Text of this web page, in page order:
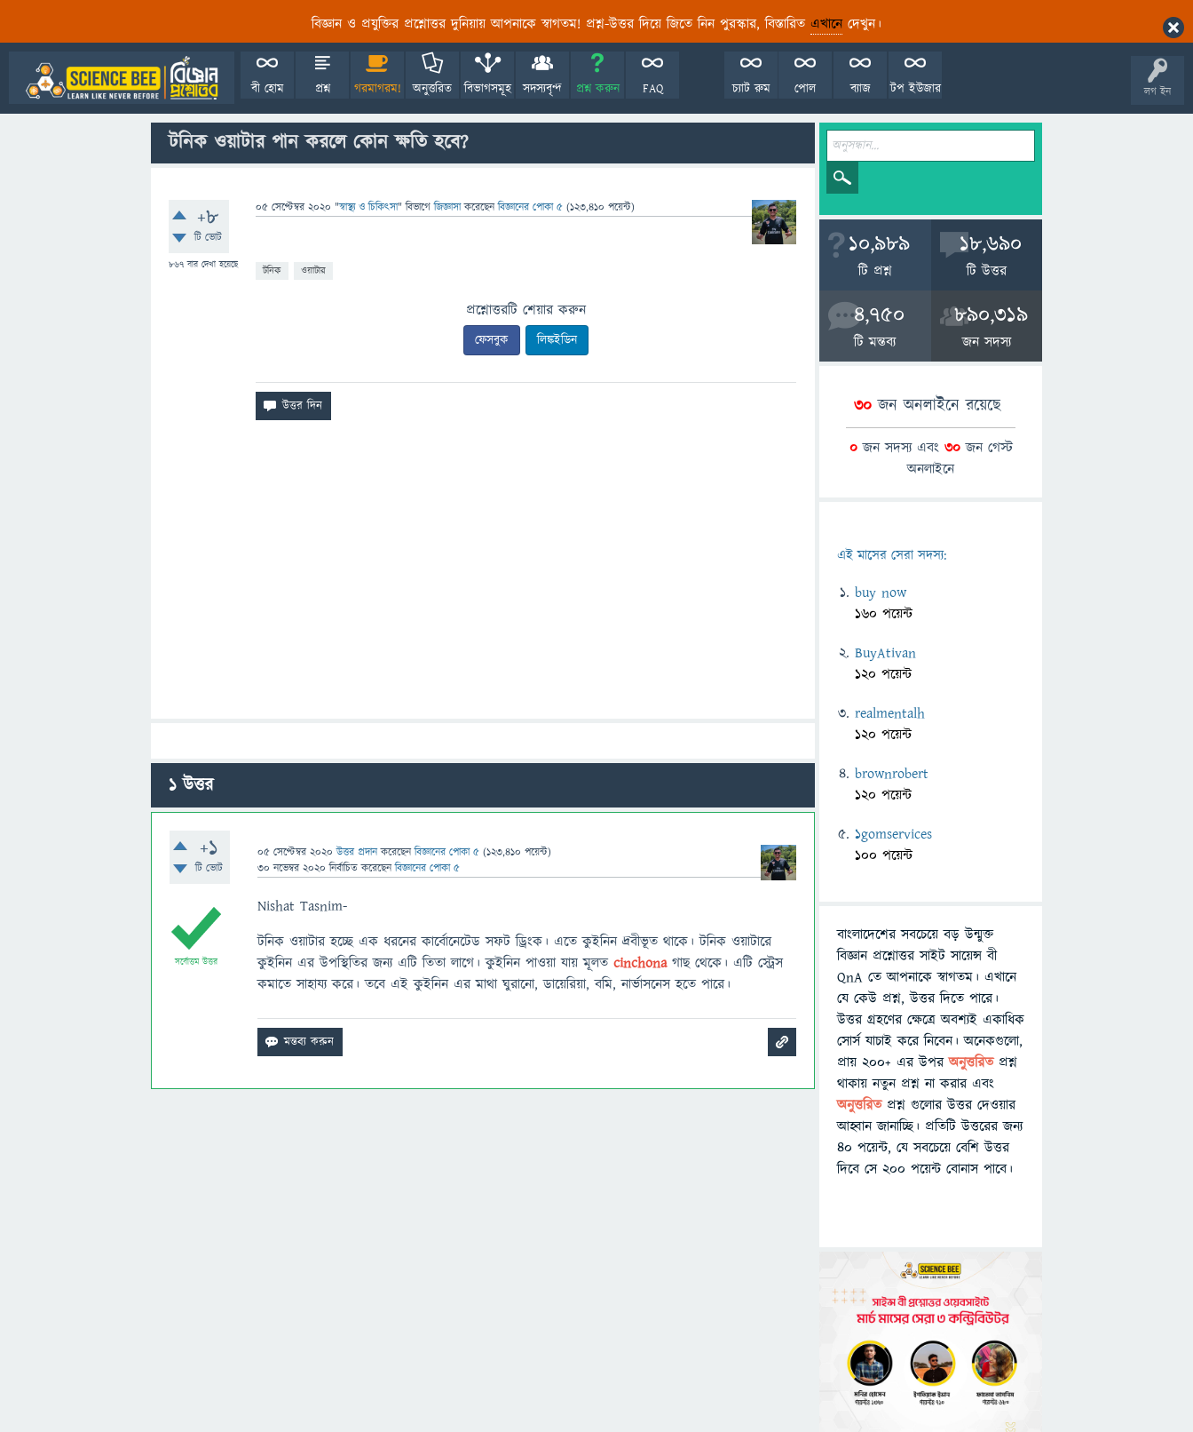
বিজ্ঞান ও প্রযুক্তির প্রশ্নোত্তর দুনিয়ায় আপনাকে স্বাগতম! প্রশ্ন-উত্তর দিয়ে জিতে নিন পুরস্কার, বিস্তারিত এখানেদেখুন।
লগ ইন
বী হোম প্রশ্ন গরমাগরম! অনুত্তরিত বিভাগসমূহ সদস্যবৃন্দ প্রশ্ন করুন FAQ টপ ইউজার
ব্যাজ
পোল
চ্যাট রুম
টনিক ওয়াটার পান করলে কোন ক্ষতি হবে?
+8
টি ভোট
867 বার দেখা হয়েছে
05 সেপ্টেম্বর 2020 "স্বাস্থ্য ও চিকিৎসা" বিভাগে জিজ্ঞাসাকরেছেনবিজ্ঞানের পোকা ৫ (123,410 পয়েন্ট)
টনিক ওয়াটার
প্রশ্নোত্তরটি শেয়ার করুন
ফেসবুক লিঙ্কইডিন
1উত্তর
+1
টি ভোট
05 সেপ্টেম্বর 2020 উত্তর প্রদান করেছেনবিজ্ঞানের পোকা ৫ (123,410 পয়েন্ট)
30 নভেম্বর 2020 নির্বাচিত করেছেনবিজ্ঞানের পোকা ৫
সর্বোত্তম উত্তর
Nishat Tasnim-
টনিক ওয়াটার হচ্ছে এক ধরনের কার্বোনেটেড সফট ড্রিংক। এতে কুইনিন দ্রবীভূত থাকে। টনিক ওয়াটারে
কুইনিন এর উপস্থিতির জন্য এটি তিতা লাগে। কুইনিন পাওয়া যায় মূলত cinchonaগাছ থেকে। এটি স্ট্রেস
কমাতে সাহায্য করে। তবে এই কুইনিন এর মাথা ঘুরানো, ডায়েরিয়া, বমি, নার্ভাসনেস হতে পারে।
10,989
টি প্রশ্ন
18,690
টি উত্তর
4,750
টি মন্তব্য
890,319
জন সদস্য
30জন অনলাইনে রয়েছে
0জন সদস্য এবং 30জন গেস্ট
অনলাইনে
এই মাসের সেরা সদস্য:
buy now
160 পয়েন্ট
BuyAtivan
120 পয়েন্ট
realmentalh
120 পয়েন্ট
brownrobert
120 পয়েন্ট
1gomservices
100 পয়েন্ট
বাংলাদেশের সবচেয়ে বড় উন্মুক্ত
বিজ্ঞান প্রশ্নোত্তর সাইট সায়েন্স বী
QnA তে আপনাকে স্বাগতম। এখানে
যে কেউ প্রশ্ন, উত্তর দিতে পারে।
উত্তর গ্রহণের ক্ষেত্রে অবশ্যই একাধিক
সোর্স যাচাই করে নিবেন। অনেকগুলো,
প্রায় ২০০+ এর উপরঅনুত্তরিতপ্রশ্ন
থাকায় নতুন প্রশ্ন না করার এবং
অনুত্তরিত প্রশ্ন গুলোর উত্তর দেওয়ার
আহ্বান জানাচ্ছি। প্রতিটি উত্তরের জন্য
৪০ পয়েন্ট, যে সবচেয়ে বেশি উত্তর
দিবে সে ২০০ পয়েন্ট বোনাস পাবে।